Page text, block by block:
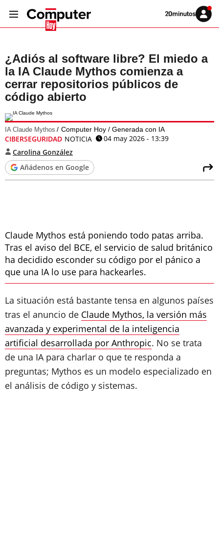
Volver
Iniciar
sesión
¿Adiós al software libre? El miedo a
la IA Claude Mythos comienza a
cerrar repositorios públicos de
código abierto
IA Claude Mythos Computer Hoy / Generada con IA
CIBERSEGURIDAD NOTICIA
04 may 2026 - 13:39
Carolina González
Añádenos en Google
Claude Mythos está poniendo todo patas arriba.
Tras el aviso del BCE, el servicio de salud británico
ha decidido esconder su código por el pánico a
que una IA lo use para hackearles.
La situación está bastante tensa en algunos países
tras el anuncio de Claude Mythos, la versión más
avanzada y experimental de la inteligencia
artificial desarrollada por Anthropic. No se trata
de una IA para charlar o que te responda a
preguntas; Mythos es un modelo especializado en
el análisis de código y sistemas.